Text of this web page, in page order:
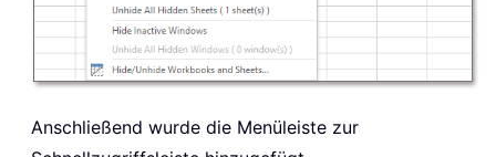
Anschließend wurde die Menüleiste zur